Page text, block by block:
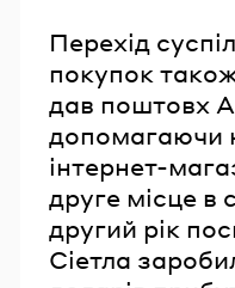
Перехід
покупок
дав поштовх
допомагаючи
інтернет-
друге місце в
другий рік
Сіетла